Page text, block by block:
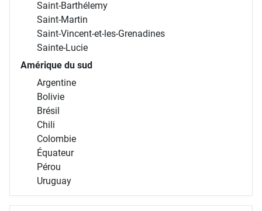
Saint-Barthélemy
Saint-Martin
Saint-Vincent-et-les-Grenadines
Sainte-Lucie
Amérique du sud
Argentine
Bolivie
Brésil
Chili
Colombie
Équateur
Pérou
Uruguay